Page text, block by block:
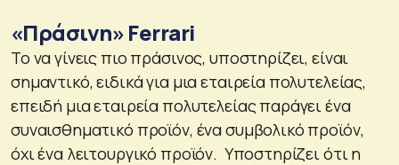
«Πράσινη» Ferrari
Το να γίνεις πιο πράσινος, υποστηρίζει, είναι
σημαντικό, ειδικά για μια εταιρεία πολυτελείας,
επειδή μια εταιρεία πολυτελείας παράγει ένα
συναισθηματικό προϊόν, ένα συμβολικό προϊόν,
όχι ένα λειτουργικό προϊόν. Υποστηρίζει ότι η